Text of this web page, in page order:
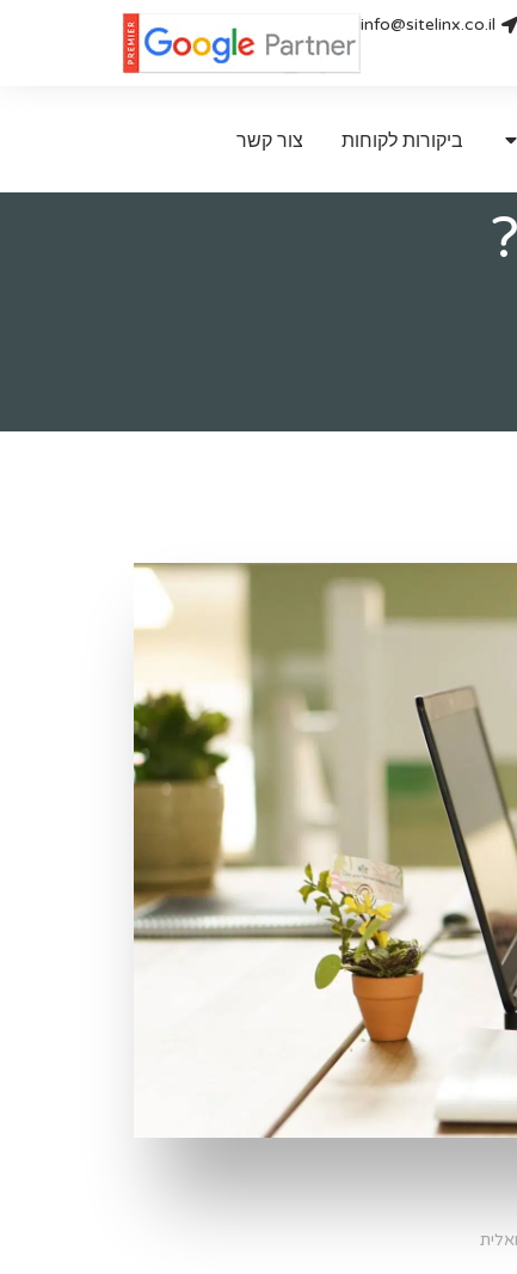
info@sitelinx.co.il
ביקורות לקוחות צור קשר